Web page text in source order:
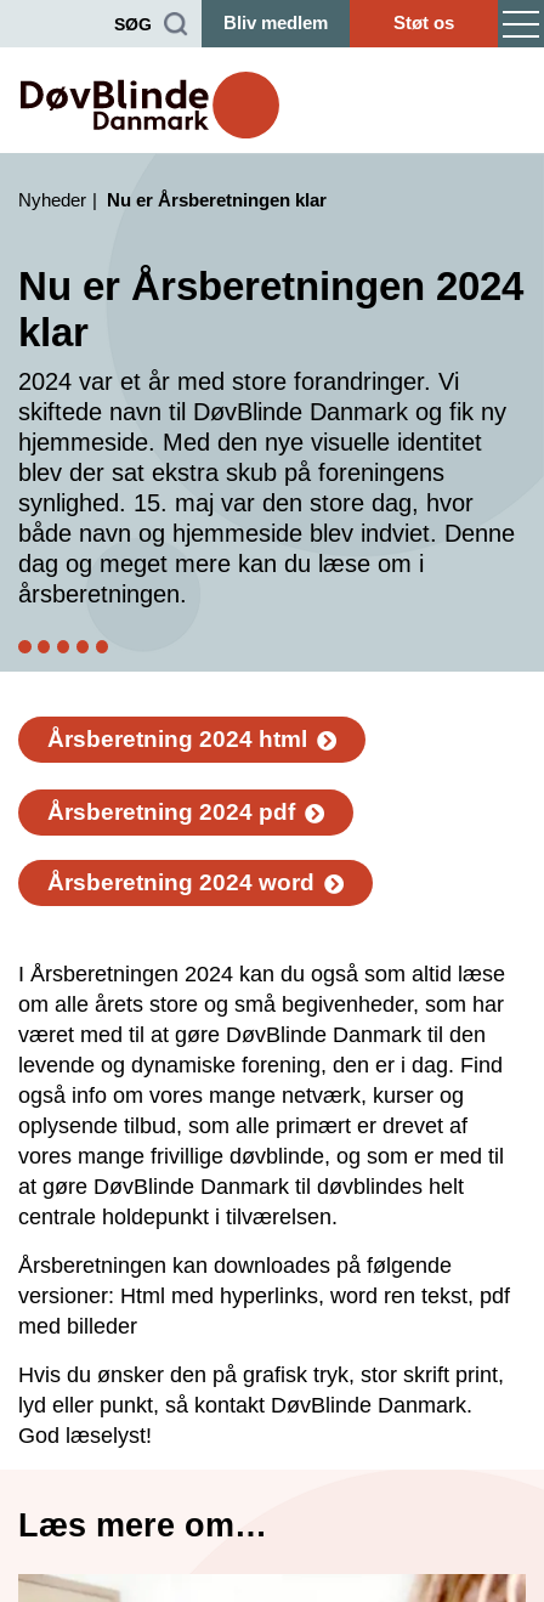
SØG Bliv medlem Støt os
Nyheder Nu er Årsberetningen klar
Nu er Årsberetningen 2024
klar
2024 var et år med store forandringer. Vi
skiftede navn til DøvBlinde Danmark og fik ny
hjemmeside. Med den nye visuelle identitet
blev der sat ekstra skub på foreningens
synlighed. 15. maj var den store dag, hvor
både navn og hjemmeside blev indviet. Denne
dag og meget mere kan du læse om i
årsberetningen.
Årsberetning 2024 html
Årsberetning 2024 pdf
Årsberetning 2024 word
I Årsberetningen 2024 kan du også som altid læse
om alle årets store og små begivenheder, som har
været med til at gøre DøvBlinde Danmark til den
levende og dynamiske forening, den er i dag. Find
også info om vores mange netværk, kurser og
oplysende tilbud, som alle primært er drevet af
vores mange frivillige døvblinde, og som er med til
at gøre DøvBlinde Danmark til døvblindes helt
centrale holdepunkt i tilværelsen.
Årsberetningen kan downloades på følgende
versioner: Html med hyperlinks, word ren tekst, pdf
med billeder
Hvis du ønsker den på grafisk tryk, stor skrift print,
lyd eller punkt, så kontakt DøvBlinde Danmark.
God læselyst!
Læs mere om…